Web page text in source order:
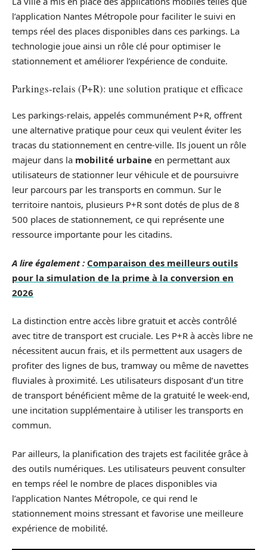
l’application Nantes Métropole pour faciliter le suivi en
temps réel des places disponibles dans ces parkings. La
technologie joue ainsi un rôle clé pour optimiser le
stationnement et améliorer l’expérience de conduite.
Parkings-relais (P+R): une solution pratique et efficace
Les parkings-relais, appelés communément P+R, offrent
une alternative pratique pour ceux qui veulent éviter les
tracas du stationnement en centre-ville. Ils jouent un rôle
majeur dans la mobilité urbaine en permettant aux
utilisateurs de stationner leur véhicule et de poursuivre
leur parcours par les transports en commun. Sur le
territoire nantois, plusieurs P+R sont dotés de plus de 8
500 places de stationnement, ce qui représente une
ressource importante pour les citadins.
A lire également : Comparaison des meilleurs outils
pour la simulation de la prime à la conversion en
2026
La distinction entre accès libre gratuit et accès contrôlé
avec titre de transport est cruciale. Les P+R à accès libre ne
nécessitent aucun frais, et ils permettent aux usagers de
profiter des lignes de bus, tramway ou même de navettes
fluviales à proximité. Les utilisateurs disposant d’un titre
de transport bénéficient même de la gratuité le week-end,
une incitation supplémentaire à utiliser les transports en
commun.
Par ailleurs, la planification des trajets est facilitée grâce à
des outils numériques. Les utilisateurs peuvent consulter
en temps réel le nombre de places disponibles via
l’application Nantes Métropole, ce qui rend le
stationnement moins stressant et favorise une meilleure
expérience de mobilité.